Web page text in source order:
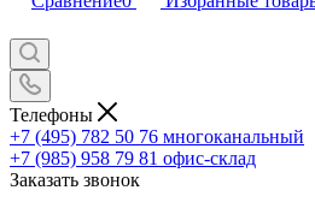
Телефоны
+7 (495) 782 50 76 многоканальный
+7 (985) 958 79 81 офис-склад
Заказать звонок